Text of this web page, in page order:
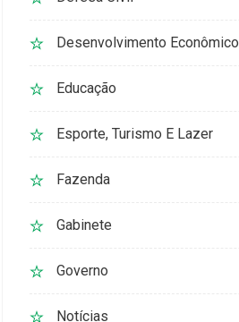
Desenvolvimento Econômico
Educação
Esporte, Turismo E Lazer
Fazenda
Gabinete
Governo
Notícias